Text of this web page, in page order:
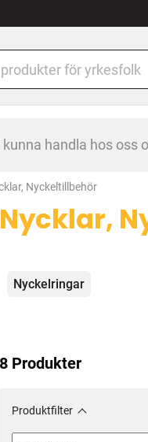
handla hos oss
Nyckeltillbehör
Nycklar,
Kategorier
Nyckelringar
8 Produkter
Produktfilter